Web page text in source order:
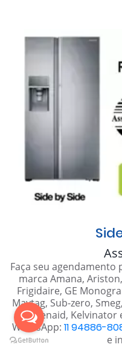
Faça seu agendamento
marca Amana,
Frigidaire, GE
Maytag, Sub-zero,
Kitchenaid,
WhatsApp: 11 94886-
e